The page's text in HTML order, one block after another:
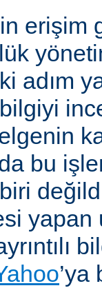
erişim
adım
bu
yapan
’ya